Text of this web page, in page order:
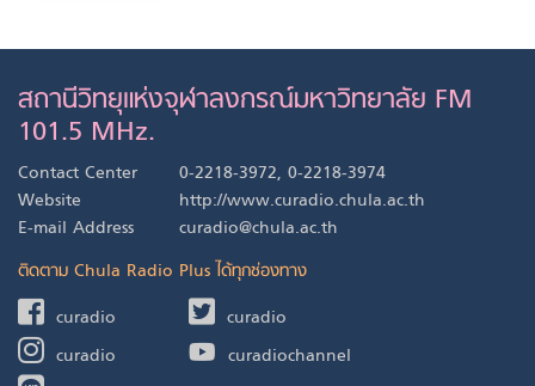
สถานีวิทยุแห่งจุฬาลงกรณ์มหาวิทยาลัย FM
101.5 MHz.
Contact Center
0-2218-3972, 0-2218-3974
Website
http://www.curadio.chula.ac.th
E-mail Address
curadio@chula.ac.th
ติดตาม Chula Radio Plus ได้ทุกช่องทาง
curadio
curadio
curadio
curadiochannel